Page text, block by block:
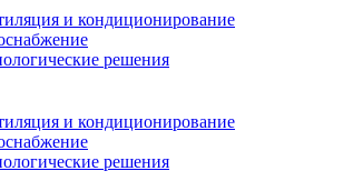
и кондиционирование
решения
и кондиционирование
решения